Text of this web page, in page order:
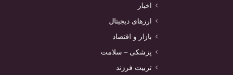
اخبار
ارزهای دیجیتال
بازار و اقتصاد
پزشکی – سلامت
تربیت فرزند